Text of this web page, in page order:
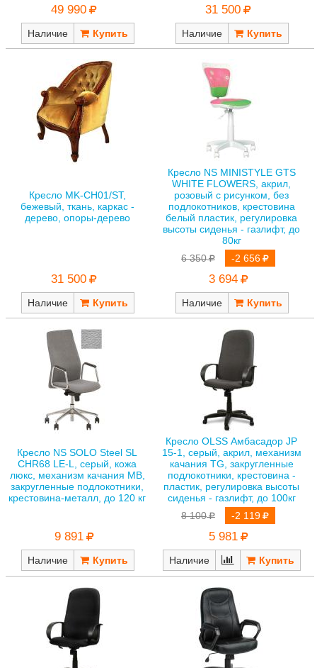
49 990
Наличие
31 500
Наличие
Кресло MK-CH01/ST,
бежевый, ткань, каркас -
дерево, опоры-дерево
31 500
Наличие
Кресло NS MINISTYLE GTS
WHITE FLOWERS, акрил,
розовый с рисунком, без
подлокотников, крестовина
белый пластик, регулировка
высоты сиденья - газлифт, до
80кг
6 350
-2 656
3 694
Наличие
Кресло NS SOLO Steel SL
CHR68 LE-L, серый, кожа
люкс, механизм качания MB,
закругленные подлокотники,
крестовина-металл, до 120 кг
9 891
Наличие
Кресло OLSS Амбасадор JP
15-1, серый, акрил, механизм
качания TG, закругленные
подлокотники, крестовина -
пластик, регулировка высоты
сиденья - газлифт, до 100кг
8 100
-2 119
5 981
Наличие